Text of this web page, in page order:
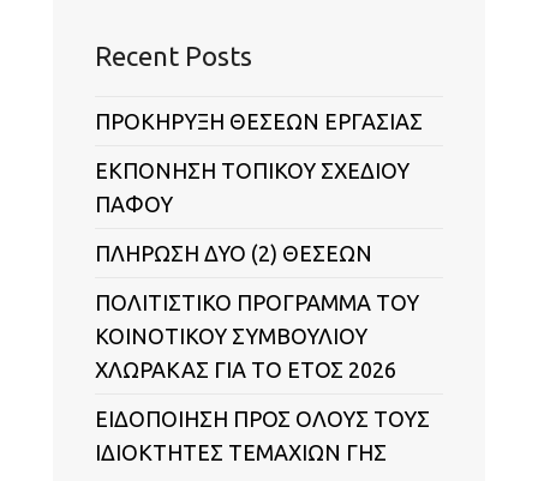
Recent Posts
ΠΡΟΚΗΡΥΞΗ ΘΕΣΕΩΝ ΕΡΓΑΣΙΑΣ
ΕΚΠΟΝΗΣΗ ΤΟΠΙΚΟΥ ΣΧΕΔΙΟΥ
ΠΑΦΟΥ
ΠΛΗΡΩΣΗ ΔΥΟ (2) ΘΕΣΕΩΝ
ΠΟΛΙΤΙΣΤΙΚΟ ΠΡΟΓΡΑΜΜΑ ΤΟΥ
ΚΟΙΝΟΤΙΚΟΥ ΣΥΜΒΟΥΛΙΟΥ
ΧΛΩΡΑΚΑΣ ΓΙΑ ΤΟ ΕΤΟΣ 2026
ΕΙΔΟΠΟΙΗΣΗ ΠΡΟΣ ΟΛΟΥΣ ΤΟΥΣ
ΙΔΙΟΚΤΗΤΕΣ ΤΕΜΑΧΙΩΝ ΓΗΣ